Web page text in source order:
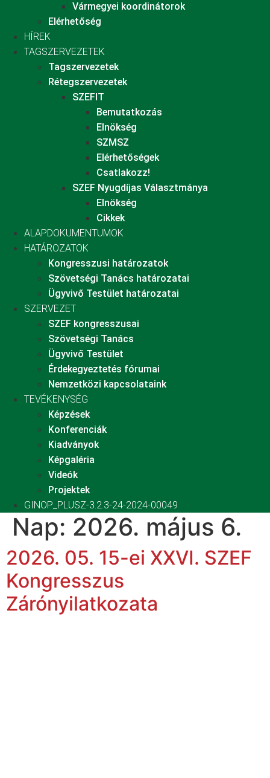
Vármegyei koordinátorok
Elérhetőség
HÍREK
TAGSZERVEZETEK
Tagszervezetek
Rétegszervezetek
SZEFIT
Bemutatkozás
Elnökség
SZMSZ
Elérhetőségek
Csatlakozz!
SZEF Nyugdíjas Választmánya
Elnökség
Cikkek
ALAPDOKUMENTUMOK
HATÁROZATOK
Kongresszusi határozatok
Szövetségi Tanács határozatai
Ügyvivő Testület határozatai
SZERVEZET
SZEF kongresszusai
Szövetségi Tanács
Ügyvivő Testület
Érdekegyeztetés fórumai
Nemzetközi kapcsolataink
TEVÉKENYSÉG
Képzések
Konferenciák
Kiadványok
Képgaléria
Videók
Projektek
GINOP_PLUSZ-3.2.3-24-2024-00049
Nap: 2026. május 6.
2026. 05. 15-ei XXVI. SZEF
Kongresszus
Zárónyilatkozata